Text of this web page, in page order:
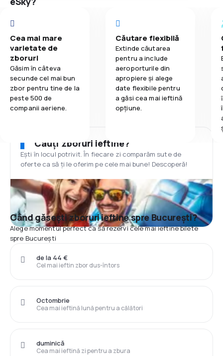
Cea mai mare
varietate de
zboruri
Găsim în câteva
secunde cel mai bun
zbor pentru tine de la
peste 500 de
companii aeriene.
Căutare flexibilă
Extinde căutarea
pentru a include
aeroporturile din
apropiere și alege
date flexibile pentru
a găsi cea mai ieftină
opțiune.
Cauți zboruri ieftine?
Ești în locul potrivit. În fiecare zi comparăm sute de
oferte ca să ți le oferim pe cele mai bune! Descoperă!
Când găsești zboruri ieftine spre București?
Alege momentul perfect ca să rezervi cele mai ieftine bilete
spre București
Cel mai ieftin zbor dus-întors
de la 44 €
Cea mai ieftină lună pentru a călători
Octombrie
Cea mai ieftină zi pentru a zbura
duminică